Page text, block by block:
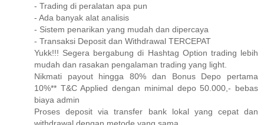
- Trading di peralatan apa pun
- Ada banyak alat analisis
- Sistem penarikan yang mudah dan dipercaya
- Transaksi Deposit dan Withdrawal TERCEPAT
Yukk!!! Segera bergabung di Hashtag Option trading lebih
mudah dan rasakan pengalaman trading yang light.
Nikmati payout hingga 80% dan Bonus Depo pertama
10%** T&C Applied dengan minimal depo 50.000,- bebas
biaya admin
Proses deposit via transfer bank lokal yang cepat dan